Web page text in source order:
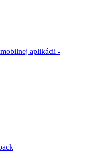
mobilnej aplikácii -